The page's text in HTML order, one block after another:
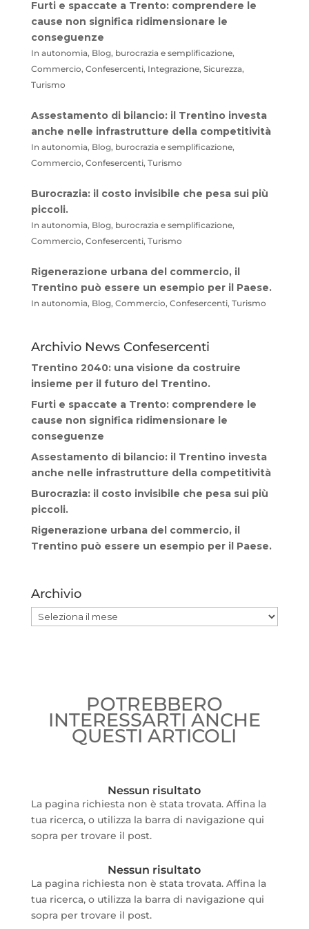
Furti e spaccate a Trento: comprendere le
cause non significa ridimensionare le
conseguenze
In autonomia, Blog, burocrazia e semplificazione,
Commercio, Confesercenti, Integrazione, Sicurezza,
Turismo
Assestamento di bilancio: il Trentino investa
anche nelle infrastrutture della competitività
In autonomia, Blog, burocrazia e semplificazione,
Commercio, Confesercenti, Turismo
Burocrazia: il costo invisibile che pesa sui più
piccoli.
In autonomia, Blog, burocrazia e semplificazione,
Commercio, Confesercenti, Turismo
Rigenerazione urbana del commercio, il
Trentino può essere un esempio per il Paese.
In autonomia, Blog, Commercio, Confesercenti, Turismo
Archivio News Confesercenti
Trentino 2040: una visione da costruire
insieme per il futuro del Trentino.
Furti e spaccate a Trento: comprendere le
cause non significa ridimensionare le
conseguenze
Assestamento di bilancio: il Trentino investa
anche nelle infrastrutture della competitività
Burocrazia: il costo invisibile che pesa sui più
piccoli.
Rigenerazione urbana del commercio, il
Trentino può essere un esempio per il Paese.
Archivio
Archivio
POTREBBERO
INTERESSARTI ANCHE
QUESTI ARTICOLI
Nessun risultato
La pagina richiesta non è stata trovata. Affina la
tua ricerca, o utilizza la barra di navigazione qui
sopra per trovare il post.
Nessun risultato
La pagina richiesta non è stata trovata. Affina la
tua ricerca, o utilizza la barra di navigazione qui
sopra per trovare il post.